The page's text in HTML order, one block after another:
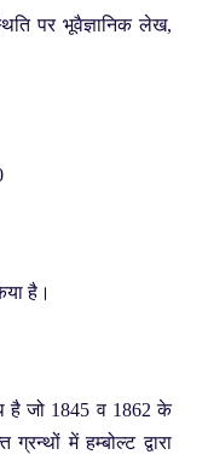
पर भूवैज्ञानिक लेख,
है।
है जो 1845 व 1862 के
में हम्बोल्ट द्वारा